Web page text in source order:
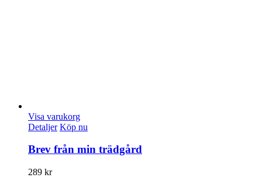
Visa varukorg
Detaljer Köp nu
Brev från min trädgård
289 kr